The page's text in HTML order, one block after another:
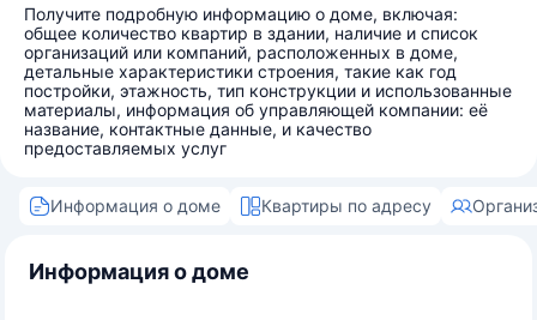
Получите подробную информацию о доме, включая:
общее количество квартир в здании, наличие и список
организаций или компаний, расположенных в доме,
детальные характеристики строения, такие как год
постройки, этажность, тип конструкции и использованные
материалы, информация об управляющей компании: её
название, контактные данные, и качество
предоставляемых услуг
Информация о доме Квартиры по адресу
Информация о доме